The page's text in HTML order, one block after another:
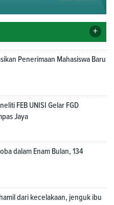
+
Penerimaan Mahasiswa Baru
FEB UNISI Gelar FGD
Jaya
dalam Enam Bulan, 134
dari kecelakaan, jenguk ibu